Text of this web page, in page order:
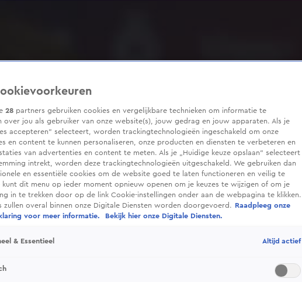
28 partners gebruiken cookies en vergelijkbare technieken om informatie te
over jou als gebruiker van onze website(s), jouw gedrag en jouw apparaten. Als je
accepteren” selecteert, worden trackingtechnologieën ingeschakeld om onze
en content te kunnen personaliseren, onze producten en diensten te verbeteren en
van advertenties en content te meten. Als je „Huidige keuze opslaan” selecteert
intrekt, worden deze trackingtechnologieën uitgeschakeld. We gebruiken dan
en essentiële cookies om de website goed te laten functioneren en veilig te
kunt dit menu op ieder moment opnieuw openen om je keuzes te wijzigen of om je
in te trekken door op de link Cookie-instellingen onder aan de webpagina te klikken.
zullen overal binnen onze Digitale Diensten worden doorgevoerd.
Raadpleeg onze
voor meer informatie.
Bekijk hier onze Digitale Diensten.
& Essentieel Altijd actief